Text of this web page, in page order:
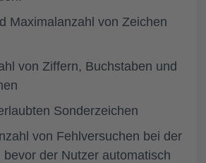
Maximalanzahl von Zeichen
von Ziffern, Buchstaben und
Sonderzeichen
von Fehlversuchen bei der
bevor der Nutzer automatisch